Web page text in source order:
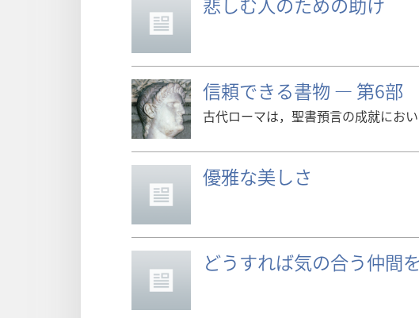
信頼できる書物 ― 第6部
古代ローマは，聖書預言の成就にお
優雅な美しさ
どうすれば気の合う仲間